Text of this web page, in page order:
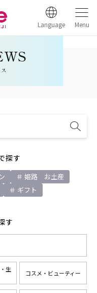
Language Menu
探す
姫路 お土産
ギフト
す
生
コスメ・ビューティー